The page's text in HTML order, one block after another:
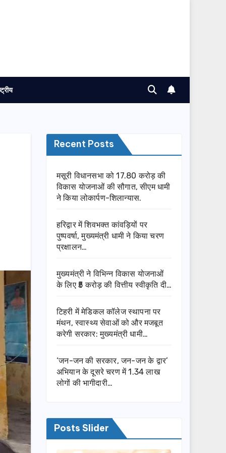
Recent Posts
मसूरी विधानसभा को 17.80 करोड़ की
विकास योजनाओं की सौगात, सीएम धामी
ने किया लोकार्पण-शिलान्यास.
हरिद्वार में शिवभक्त कांवड़ियों पर
पुष्पवर्षा, मुख्यमंत्री धामी ने किया चरण
प्रक्षालन…
मुख्यमंत्री ने विभिन्न विकास योजनाओं
के लिए ₹5 करोड़ की वित्तीय स्वीकृति दी…
टिहरी में मेडिकल कॉलेज स्थापना पर
मंथन, स्वास्थ्य सेवाओं को और मजबूत
करेगी सरकार: मुख्यमंत्री धामी…
‘जन-जन की सरकार, जन-जन के द्वार’
अभियान के दूसरे चरण में 1.34 लाख
लोगों की भागीदारी…
Posts Slider